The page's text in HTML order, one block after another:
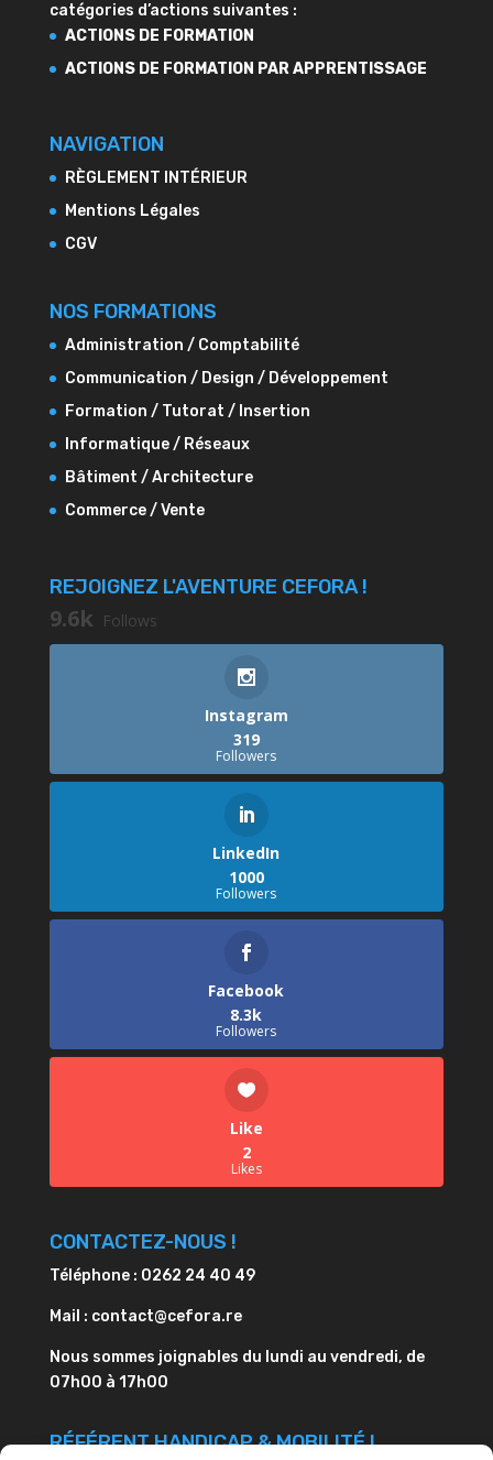
catégories d’actions suivantes :
ACTIONS DE FORMATION
ACTIONS DE FORMATION PAR APPRENTISSAGE
NAVIGATION
RÈGLEMENT INTÉRIEUR
Mentions Légales
CGV
NOS FORMATIONS
Administration / Comptabilité
Communication / Design / Développement
Formation / Tutorat / Insertion
Informatique / Réseaux
Bâtiment / Architecture
Commerce / Vente
REJOIGNEZ L'AVENTURE CEFORA !
9.6k Follows
Instagram
319
Followers
LinkedIn
1000
Followers
Facebook
8.3k
Followers
Like
2
Likes
CONTACTEZ-NOUS !
Téléphone : 0262 24 40 49
Mail : contact@cefora.re
Nous sommes joignables du lundi au vendredi, de
07h00 à 17h00
RÉFÉRENT HANDICAP & MOBILITÉ !